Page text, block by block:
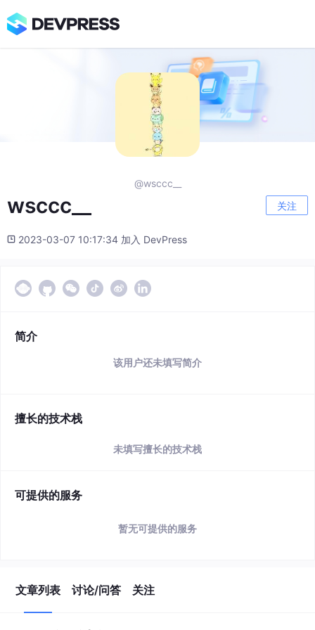
@wsccc__
wsccc__ 关注
2023-03-07 10:17:34 加入 DevPress
简介
该用户还未填写简介
擅长的技术栈
未填写擅长的技术栈
可提供的服务
暂无可提供的服务
文章列表 讨论/问答 关注